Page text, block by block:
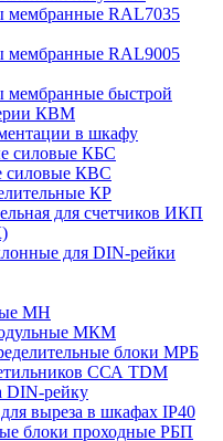
мембранные RAL7035
мембранные RAL9005
мембранные быстрой
КВМ
в шкафу
силовые КБС
силовые КВС
КР
для счетчиков ИКП
для DIN-рейки
МН
МКМ
блоки МРБ
ССА TDM
DIN-рейку
выреза в шкафах IP40
блоки проходные РБП